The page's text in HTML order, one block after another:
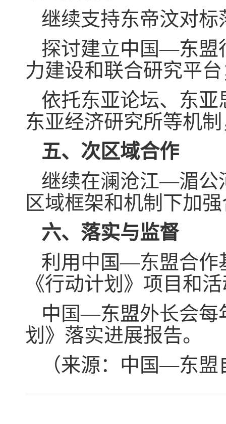
继续支持东帝汶对
探讨建立中国—东盟
力建设和联合研究平
依托东亚论坛、东
东亚经济研究所等机
五、次区域合作
继续在澜沧江—湄公
区域框架和机制下加
六、落实与监督
利用中国—东盟合作
《行动计划》项目和
中国—东盟外长会每
划》落实进展报告。
（来源：中国—东